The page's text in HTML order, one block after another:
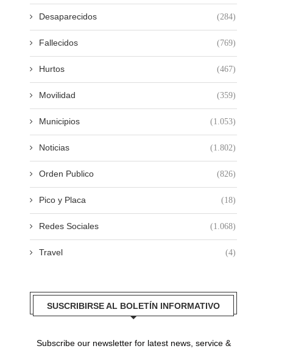
Desaparecidos (284)
Fallecidos (769)
Hurtos (467)
Movilidad (359)
Municipios (1.053)
Noticias (1.802)
Orden Publico (826)
Pico y Placa (18)
Redes Sociales (1.068)
Travel (4)
SUSCRIBIRSE AL BOLETÍN INFORMATIVO
Subscribe our newsletter for latest news, service &